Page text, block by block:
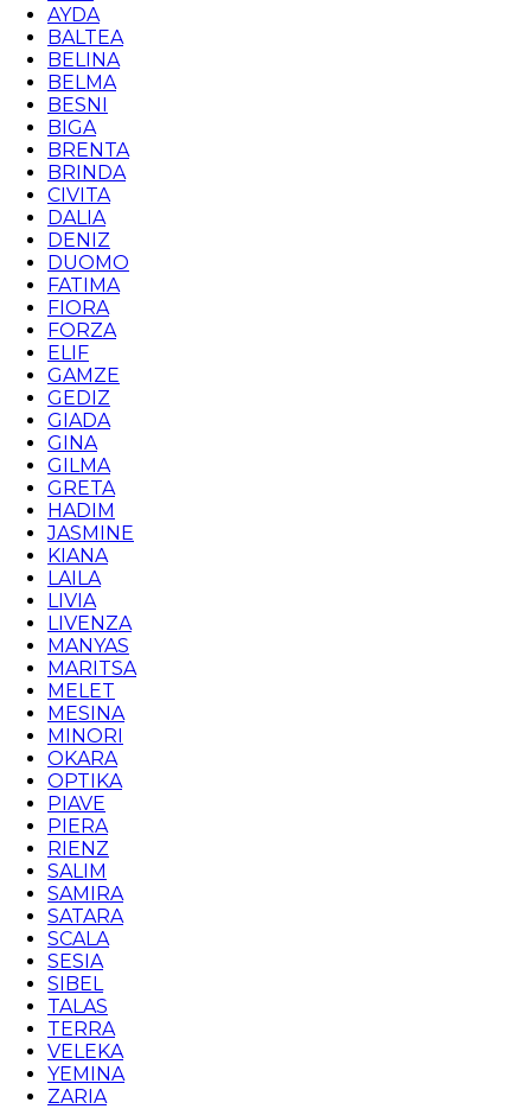
AYDA
BALTEA
BELINA
BELMA
BESNI
BIGA
BRENTA
BRINDA
CIVITA
DALIA
DENIZ
DUOMO
FATIMA
FIORA
FORZA
ELIF
GAMZE
GEDIZ
GIADA
GINA
GILMA
GRETA
HADIM
JASMINE
KIANA
LAILA
LIVIA
LIVENZA
MANYAS
MARITSA
MELET
MESINA
MINORI
OKARA
OPTIKA
PIAVE
PIERA
RIENZ
SALIM
SAMIRA
SATARA
SCALA
SESIA
SIBEL
TALAS
TERRA
VELEKA
YEMINA
ZARIA